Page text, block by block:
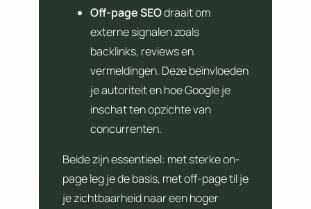
Off-page SEOdraait om
externe signalen zoals
backlinks, reviews en
vermeldingen. Deze beïnvloeden
je autoriteit en hoe Google je
inschat ten opzichte van
concurrenten.
Beide zijn essentieel: met sterke on-
page leg je de basis, met off-page til je
je zichtbaarheid naar een hoger